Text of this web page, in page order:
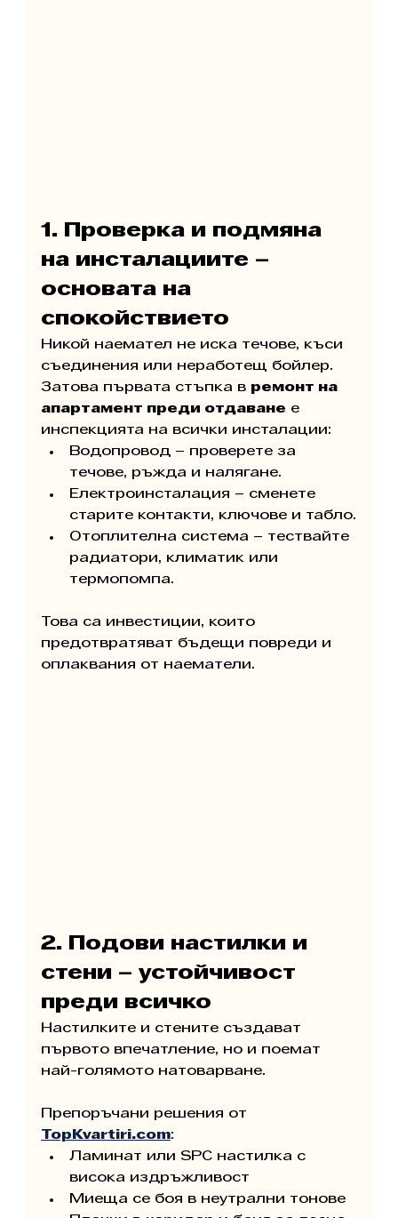
1. Проверка и подмяна
на инсталациите –
основата на
спокойствието
Никой наемател не иска течове, къси
съединения или неработещ бойлер.
Затова първата стъпка в ремонт на
апартамент преди отдаване е
инспекцията на всички инсталации:
Водопровод – проверете за
течове, ръжда и налягане.
Електроинсталация – сменете
старите контакти, ключове и табло.
Отоплителна система – тествайте
радиатори, климатик или
термопомпа.
Това са инвестиции, които
предотвратяват бъдещи повреди и
оплаквания от наематели.
2. Подови настилки и
стени – устойчивост
преди всичко
Настилките и стените създават
първото впечатление, но и поемат
най-голямото натоварване.
Препоръчани решения от
TopKvartiri.com:
Ламинат или SPC настилка с
висока издръжливост
Миеща се боя в неутрални тонове